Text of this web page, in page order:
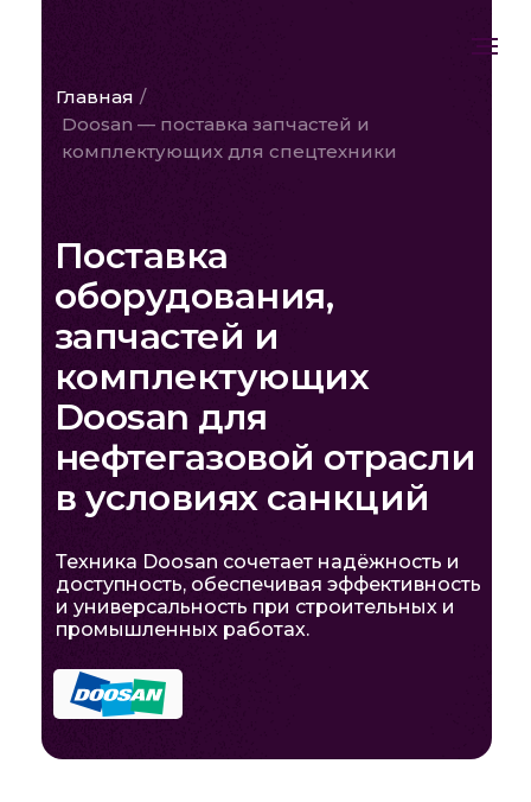
Главная /
Doosan — поставка запчастей и
комплектующих для спецтехники
Поставка
оборудования,
запчастей и
комплектующих
Doosan для
нефтегазовой отрасли
в условиях санкций
Техника Doosan сочетает надёжность и
доступность, обеспечивая эффективность
и универсальность при строительных и
промышленных работах.